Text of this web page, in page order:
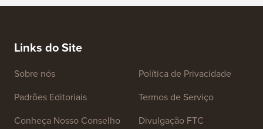
Links do Site
Sobre nós
Padrões Editoriais
Conheça Nosso Conselho
Política de Privacidade
Termos de Serviço
Divulgação FTC